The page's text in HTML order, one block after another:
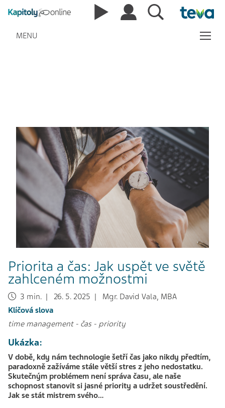
MENU
Priorita a čas: Jak uspět ve světě
zahlceném možnostmi
3 min. | 26. 5. 2025 | Mgr. David Vala, MBA
Klíčová slova
time management- čas- priority
Ukázka:
V době, kdy nám technologie šetří čas jako nikdy předtím,
paradoxně zažíváme stále větší stres z jeho nedostatku.
Skutečným problémem není správa času, ale naše
schopnost stanovit si jasné priority a udržet soustředění.
Jak se stát mistrem svého…